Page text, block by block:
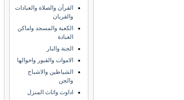
القرآن والصلاة والعبادات
والقربان
الكعبة والمسجد واماكن
العبادة
الجنة والنار
الاموات والقبور واحوالها
الشياطين والاشباح
والجن
اداوت واثاث المنزل